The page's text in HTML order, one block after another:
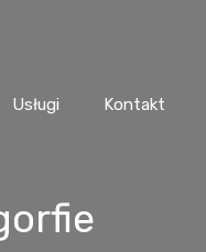
Usługi Kontakt